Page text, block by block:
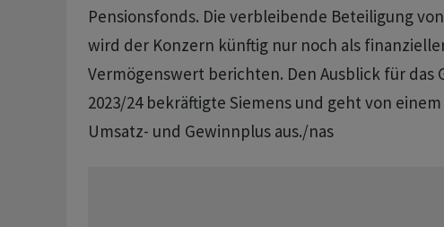
Pensionsfonds. Die verbleibende Beteiligung
wird der Konzern künftig nur noch als
Vermögenswert berichten. Den Ausblick für das
2023/24 bekräftigte Siemens und geht von
Umsatz- und Gewinnplus aus./nas